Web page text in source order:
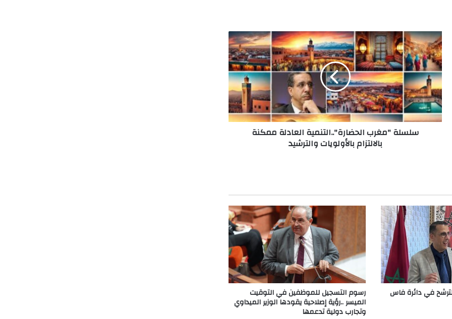
سلسلة
"مغرب
الحضارة"..التنمية
العادلة
ممكنة
بالالتزام
بالأولويات
والترشيد
سلسلة "مغرب الحضارة"..التنمية العادلة ممكنة
بالالتزام بالأولويات والترشيد
في دائرة فاس رسوم التسجيل للموظفين في التوقيت
الميسر ..رؤية إصلاحية يقودها الوزير الميداوي
وتجارب دولية تدعمها